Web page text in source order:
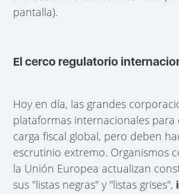
pantalla).
El cerco regulatorio
Hoy en día, las grandes
plataformas internacionales para
carga fiscal global, pero deben
escrutinio extremo. Organismos
la Unión Europea actualizan
sus "listas negras" y "listas grises",